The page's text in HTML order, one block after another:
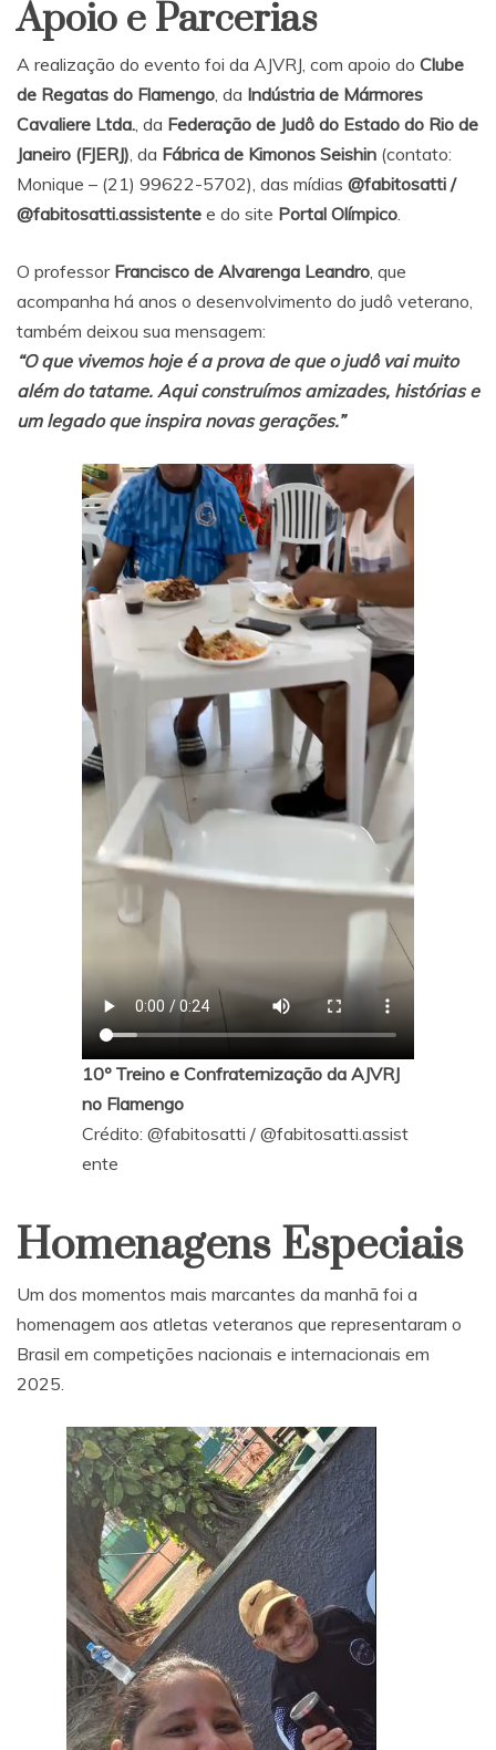
Apoio e Parcerias
A realização do evento foi da AJVRJ, com apoio do Clube
de Regatas do Flamengo, da Indústria de Mármores
Cavaliere Ltda., da Federação de Judô do Estado do Rio de
Janeiro (FJERJ), da Fábrica de Kimonos Seishin (contato:
Monique – (21) 99622-5702), das mídias @fabitosatti /
@fabitosatti.assistente e do site Portal Olímpico.
O professor Francisco de Alvarenga Leandro, que
acompanha há anos o desenvolvimento do judô veterano,
também deixou sua mensagem:
“O que vivemos hoje é a prova de que o judô vai muito
além do tatame. Aqui construímos amizades, histórias e
um legado que inspira novas gerações.”
10º Treino e Confraternização da AJVRJ
no Flamengo
Crédito: @fabitosatti / @fabitosatti.assist
ente
Homenagens Especiais
Um dos momentos mais marcantes da manhã foi a
homenagem aos atletas veteranos que representaram o
Brasil em competições nacionais e internacionais em
2025.